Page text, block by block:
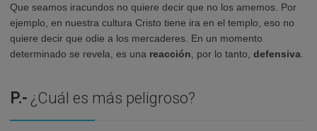
Que seamos iracundos no quiere decir que no los amemos. Por
ejemplo, en nuestra cultura Cristo tiene ira en el templo, eso no
quiere decir que odie a los mercaderes. En un momento
determinado se revela, es una reacción , por lo tanto, defensiva
P.- ¿Cuál es más peligroso?